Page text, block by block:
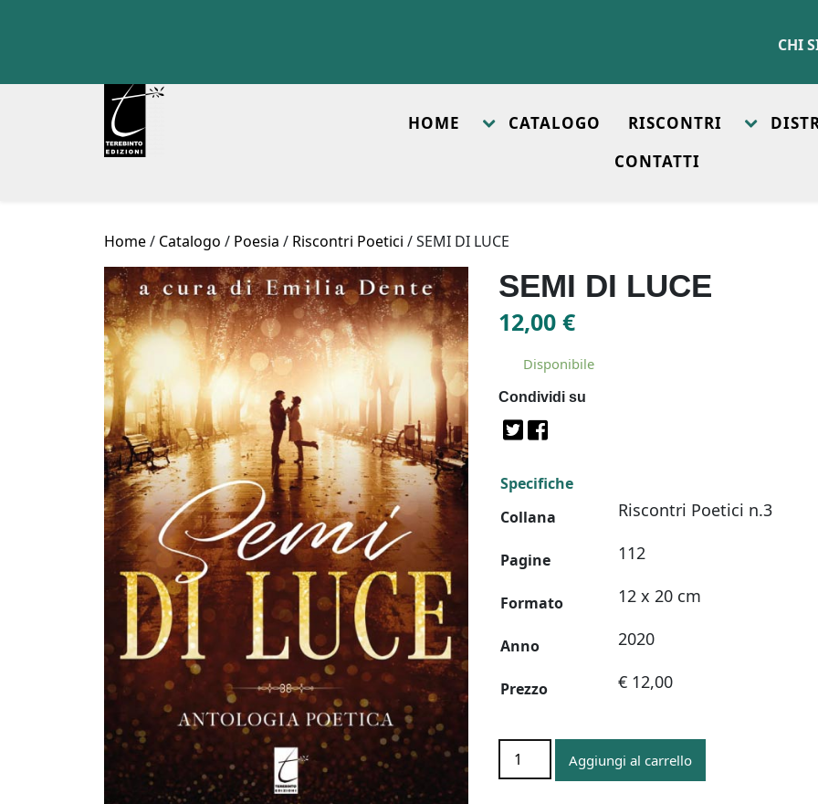
CHI
HOME CATALOGO RISCONTRI
CONTATTI
Home/ Catalogo / Poesia / Riscontri Poetici / SEMI DI LUCE
SEMI DI LUCE
12,00€
Disponibile
Condividi su
Specifiche
Collana
Riscontri Poetici n.3
Pagine 112
Formato 12 x 20 cm
Anno 2020
Prezzo € 12,00
SEMI
Aggiungi al carrello